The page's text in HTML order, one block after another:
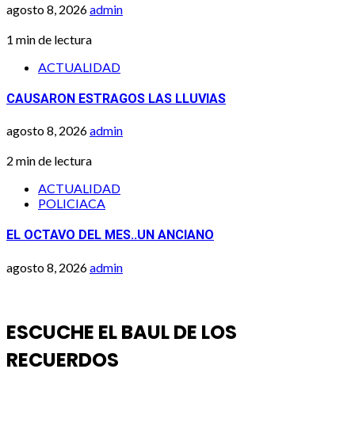
agosto 8, 2026admin
1 min de lectura
ACTUALIDAD
CAUSARON ESTRAGOS LAS LLUVIAS
agosto 8, 2026admin
2 min de lectura
ACTUALIDAD
POLICIACA
EL OCTAVO DEL MES..UN ANCIANO
agosto 8, 2026admin
ESCUCHE EL BAUL DE LOS
RECUERDOS